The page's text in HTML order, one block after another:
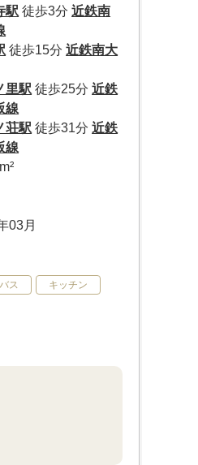
駅 徒歩3分近鉄南
徒歩15分近鉄南大
里駅 徒歩25分近鉄
線
荘駅 徒歩31分近鉄
線
03月
バス キッチン